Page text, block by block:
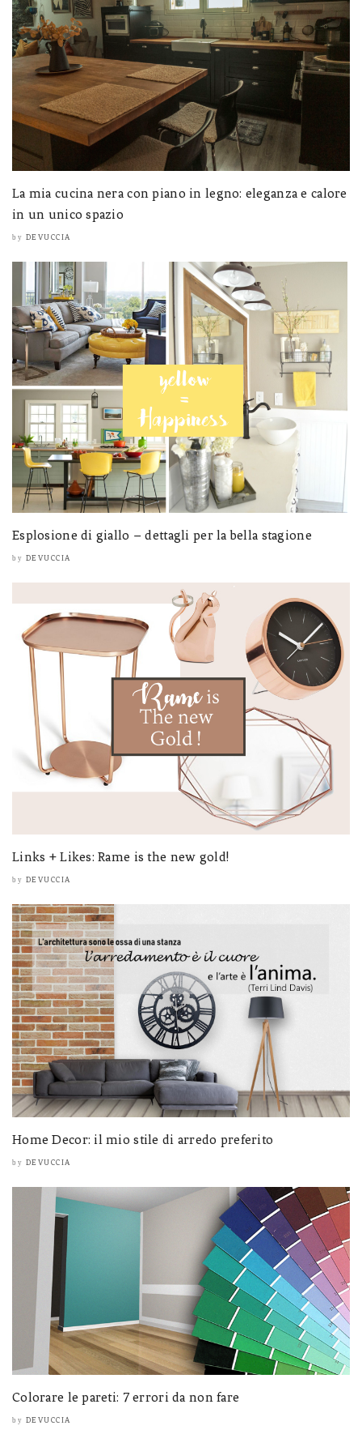
La mia cucina nera con piano in legno: eleganza e calore
in un unico spazio
by DEVUCCIA
Esplosione di giallo – dettagli per la bella stagione
by DEVUCCIA
Links + Likes: Rame is the new gold!
by DEVUCCIA
Home Decor: il mio stile di arredo preferito
by DEVUCCIA
Colorare le pareti: 7 errori da non fare
by DEVUCCIA